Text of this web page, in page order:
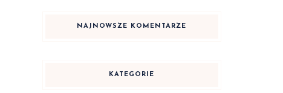
NAJNOWSZE KOMENTARZE
KATEGORIE